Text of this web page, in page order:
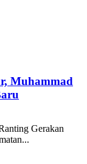
Muhammad
Gerakan